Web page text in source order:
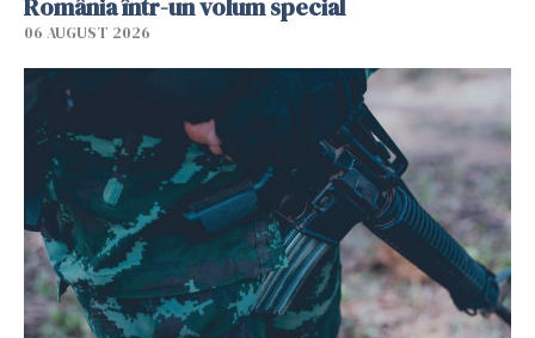
România într-un volum special
06 AUGUST 2026